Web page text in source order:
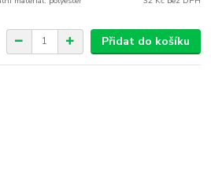
Přidat do košíku